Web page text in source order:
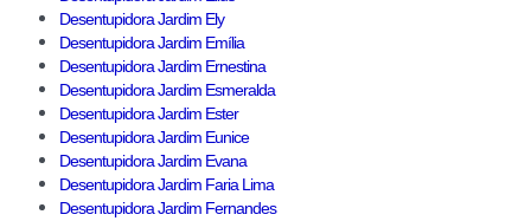
Desentupidora Jardim Ely
Desentupidora Jardim Emília
Desentupidora Jardim Ernestina
Desentupidora Jardim Esmeralda
Desentupidora Jardim Ester
Desentupidora Jardim Eunice
Desentupidora Jardim Evana
Desentupidora Jardim Faria Lima
Desentupidora Jardim Fernandes